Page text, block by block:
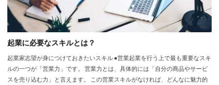
起業に必要なスキルとは？
起業家志望が身につけておきたいスキル ●営業起業を行う上で最も重要なスキ
ルの一つが「営業力」です。 営業力とは、具体的には「自分の商品やサービ
スを売り込む力」と言えます。 この営業スキルがなければ、どんなに魅力的